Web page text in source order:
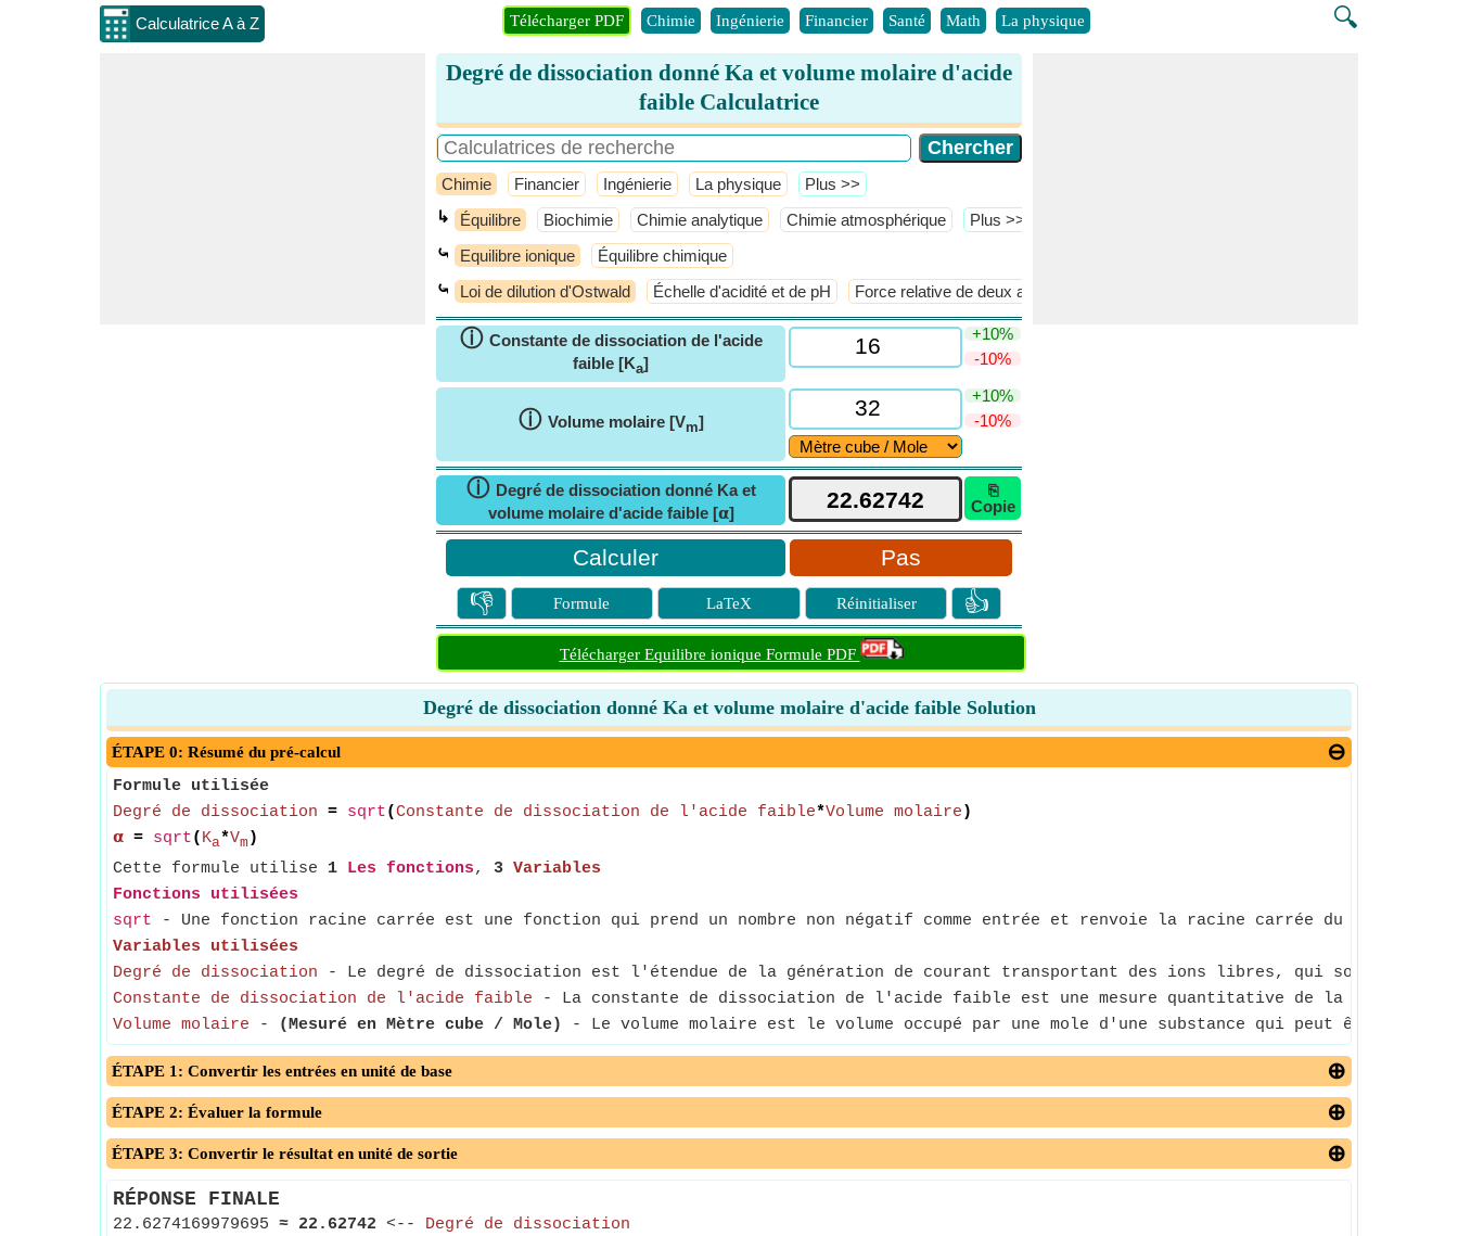
Calculatrice A à Z 🔍
Télécharger PDF Chimie Ingénierie Financier Santé Math La physique
Degré de dissociation donné Ka et volume molaire d'acide
faible Calculatrice
Chimie Financier Ingénierie La physique ​Plus >>
↳ Équilibre Biochimie Chimie analytique Chimie atmosphérique ​Plus >>
⤿ Equilibre ionique Équilibre chimique
⤿ Loi de dilution d'Ostwald Échelle d'acidité et de pH Force relative de deux acides
ⓘ Constante de dissociation de l'acide
faible [Ka]
+10%
-10%
ⓘ Volume molaire [Vm]
+10%
-10%
ⓘ Degré de dissociation donné Ka et
volume molaire d'acide faible [𝝰]
⎘
Copie
Pas
👎 Formule LaTeX Réinitialiser 👍
Télécharger Equilibre ionique Formule PDF
Degré de dissociation donné Ka et volume molaire d'acide faible Solution
ÉTAPE 0: Résumé du pré-calcul
Formule utilisée
Degré de dissociation = sqrt(Constante de dissociation de l'acide faible*Volume molaire )
𝝰 = sqrt( Ka*Vm )
Cette formule utilise 1 Les fonctions, 3 Variables
Fonctions utilisées
sqrt - Une fonction racine carrée est une fonction qui prend un nombre non négatif comme entrée et renvoie la racine carrée du nombre
Variables utilisées
Degré de dissociation - Le degré de dissociation est l'étendue de la génération de courant transportant des ions libres, qui sont
Constante de dissociation de l'acide faible - La constante de dissociation de l'acide faible est une mesure quantitative de la force
Volume molaire - (Mesuré en Mètre cube / Mole) - Le volume molaire est le volume occupé par une mole d'une substance qui peut être un
ÉTAPE 1: Convertir les entrées en unité de base
ÉTAPE 2: Évaluer la formule
ÉTAPE 3: Convertir le résultat en unité de sortie
RÉPONSE FINALE
22.6274169979695 ≈ 22.62742 <-- Degré de dissociation